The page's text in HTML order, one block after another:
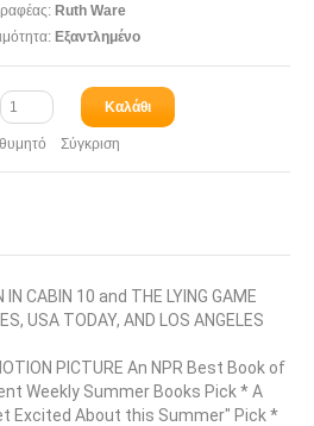
Ruth Ware
Εξαντλημένο
Καλάθι
Σύγκριση
CABIN 10 and THE LYING GAME
USA TODAY, AND LOS ANGELES
PICTURE An NPR Best Book of
Weekly Summer Books Pick * A
Excited About this Summer" Pick *